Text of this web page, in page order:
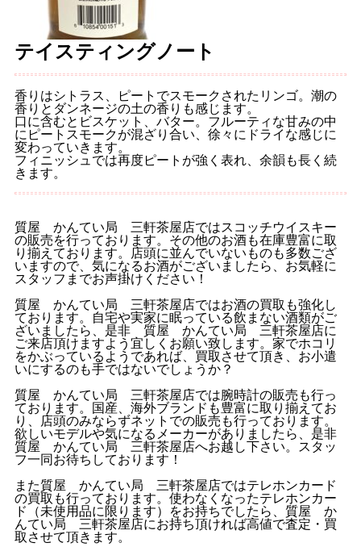
テイスティングノート
香りはシトラス、ピートでスモークされたリンゴ。潮の
香りとダンネージの土の香りも感じます。
口に含むとビスケット、バター。フルーティな甘みの中
にピートスモークが混ざり合い、徐々にドライな感じに
変わっていきます。
フィニッシュでは再度ピートが強く表れ、余韻も長く続
きます。
質屋 かんてい局 三軒茶屋店ではスコッチウイスキー
の販売を行っております。その他のお酒も在庫豊富に取
り揃えております。店頭に並んでいないものも多数ござ
いますので、気になるお酒がございましたら、お気軽に
スタッフまでお声掛けください！
質屋 かんてい局 三軒茶屋店ではお酒の買取も強化し
ております。自宅や実家に眠っている飲まない酒類がご
ざいましたら、是非 質屋 かんてい局 三軒茶屋店に
ご来店頂けますよう宜しくお願い致します。家でホコリ
をかぶっているようであれば、買取させて頂き、お小遣
いにするのも手ではないでしょうか？
質屋 かんてい局 三軒茶屋店では腕時計の販売も行っ
ております。国産、海外ブランドも豊富に取り揃えてお
り、店頭のみならずネットでの販売も行っております。
欲しいモデルや気になるメーカーがありましたら、是非
質屋 かんてい局 三軒茶屋店へお越し下さい。スタッ
フ一同お待ちしております！
また質屋 かんてい局 三軒茶屋店ではテレホンカード
の買取も行っております。使わなくなったテレホンカー
ド（未使用品に限ります）をお持ちでしたら、質屋 か
んてい局 三軒茶屋店にお持ち頂ければ高値で査定・買
取させて頂きます。